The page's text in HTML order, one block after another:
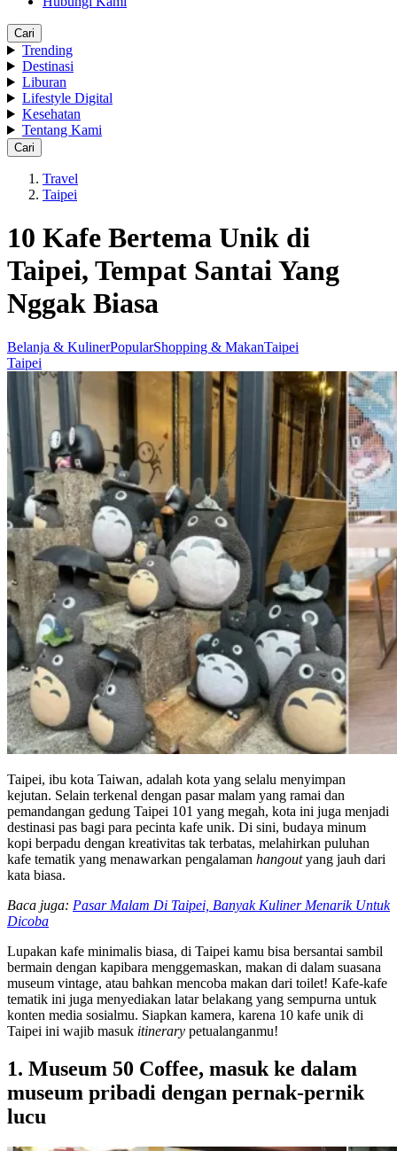
Cari
Trending
Destinasi
Liburan
Lifestyle Digital
Kesehatan
Tentang Kami
Cari
Travel
Taipei
10 Kafe Bertema Unik di
Taipei, Tempat Santai Yang
Nggak Biasa
Belanja & KulinerPopularShopping & MakanTaipei
Taipei
Taipei, ibu kota Taiwan, adalah kota yang selalu menyimpan
kejutan. Selain terkenal dengan pasar malam yang ramai dan
pemandangan gedung Taipei 101 yang megah, kota ini juga menjadi
destinasi pas bagi para pecinta kafe unik. Di sini, budaya minum
kopi berpadu dengan kreativitas tak terbatas, melahirkan puluhan
kafe tematik yang menawarkan pengalaman hangoutyang jauh dari
kata biasa.
Baca juga: Pasar Malam Di Taipei, Banyak Kuliner Menarik Untuk
Dicoba
Lupakan kafe minimalis biasa, di Taipei kamu bisa bersantai sambil
bermain dengan kapibara menggemaskan, makan di dalam suasana
museum vintage, atau bahkan mencoba makan dari toilet! Kafe-kafe
tematik ini juga menyediakan latar belakang yang sempurna untuk
konten media sosialmu. Siapkan kamera, karena 10 kafe unik di
Taipei ini wajib masuk itinerary petualanganmu!
1. Museum 50 Coffee, masuk ke dalam
museum pribadi dengan pernak-pernik
lucu